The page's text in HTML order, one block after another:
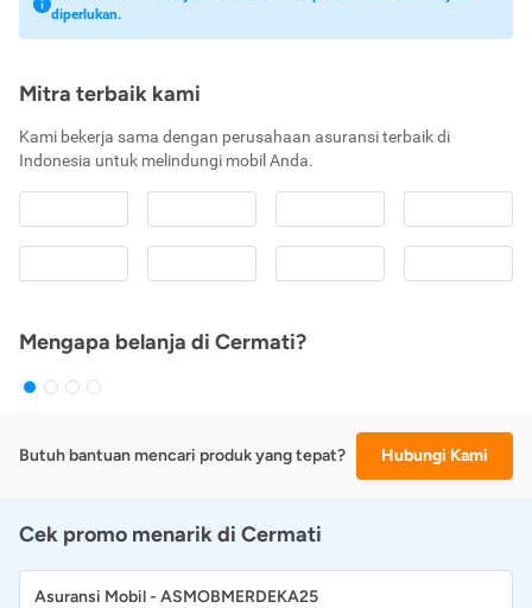
diperlukan.
Mitra terbaik kami
Kami bekerja sama dengan perusahaan asuransi terbaik di
Indonesia untuk melindungi mobil Anda.
Mengapa belanja di Cermati?
Butuh bantuan mencari produk yang tepat? Hubungi Kami
Cek promo menarik di Cermati
Asuransi Mobil - ASMOBMERDEKA25